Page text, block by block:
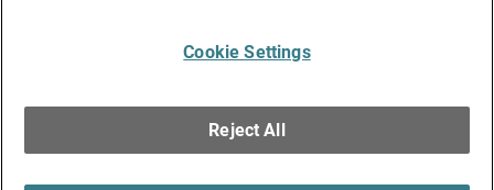
Copyright © 1996-2026 WatchGuard Technologies, Inc. All
Rights Reserved.
Cookie Settings
Reject All